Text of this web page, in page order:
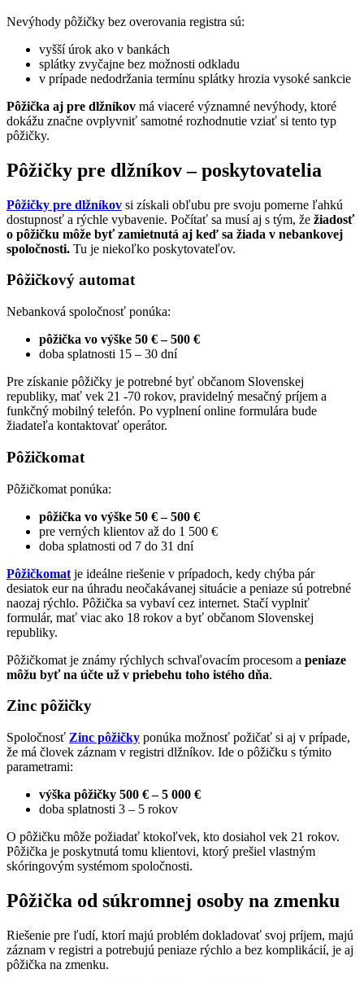
Nevýhody pôžičky bez overovania registra sú:
vyšší úrok ako v bankách
splátky zvyčajne bez možnosti odkladu
v prípade nedodržania termínu splátky hrozia vysoké sankcie
Pôžička aj pre dlžníkov má viaceré významné nevýhody, ktoré
dokážu značne ovplyvniť samotné rozhodnutie vziať si tento typ
pôžičky.
Pôžičky pre dlžníkov – poskytovatelia
Pôžičky pre dlžníkov si získali obľubu pre svoju pomerne ľahkú
dostupnosť a rýchle vybavenie. Počítať sa musí aj s tým, že žiadosť
o pôžičku môže byť zamietnutá aj keď sa žiada v nebankovej
spoločnosti. Tu je niekoľko poskytovateľov.
Pôžičkový automat
Nebanková spoločnosť ponúka:
pôžička vo výške 50 € – 500 €
doba splatnosti 15 – 30 dní
Pre získanie pôžičky je potrebné byť občanom Slovenskej
republiky, mať vek 21 -70 rokov, pravidelný mesačný príjem a
funkčný mobilný telefón. Po vyplnení online formulára bude
žiadateľa kontaktovať operátor.
Pôžičkomat
Pôžičkomat ponúka:
pôžička vo výške 50 € – 500 €
pre verných klientov až do 1 500 €
doba splatnosti od 7 do 31 dní
Pôžičkomat je ideálne riešenie v prípadoch, kedy chýba pár
desiatok eur na úhradu neočakávanej situácie a peniaze sú potrebné
naozaj rýchlo. Pôžička sa vybaví cez internet. Stačí vyplniť
formulár, mať viac ako 18 rokov a byť občanom Slovenskej
republiky.
Pôžičkomat je známy rýchlych schvaľovacím procesom a peniaze
môžu byťna účte už v priebehu toho istého dňa.
Zinc pôžičky
Spoločnosť Zinc pôžičky ponúka možnosť požičať si aj v prípade,
že má človek záznam v registri dlžníkov. Ide o pôžičku s týmito
parametrami:
výška pôžičky 500 € – 5 000 €
doba splatnosti 3 – 5 rokov
O pôžičku môže požiadať ktokoľvek, kto dosiahol vek 21 rokov.
Pôžička je poskytnutá tomu klientovi, ktorý prešiel vlastným
skóringovým systémom spoločnosti.
Pôžička od súkromnej osoby na zmenku
Riešenie pre ľudí, ktorí majú problém dokladovať svoj príjem, majú
záznam v registri a potrebujú peniaze rýchlo a bez komplikácií, je aj
pôžička na zmenku.